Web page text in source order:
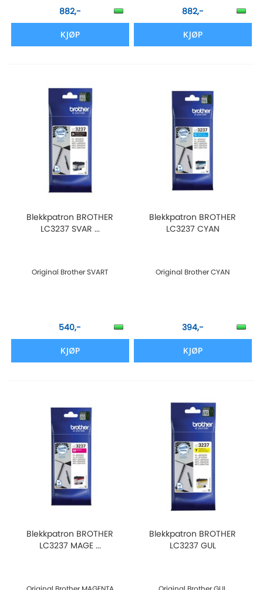
882,-
KJØP
882,-
KJØP
Blekkpatron BROTHER
LC3237 SVAR ...
Original Brother SVART
540,-
KJØP
Blekkpatron BROTHER
LC3237 CYAN
Original Brother CYAN
394,-
KJØP
Blekkpatron BROTHER
LC3237 MAGE ...
Blekkpatron BROTHER
LC3237 GUL